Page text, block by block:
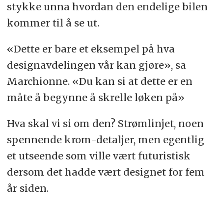
stykke unna hvordan den endelige bilen
kommer til å se ut.
«Dette er bare et eksempel på hva
designavdelingen vår kan gjøre», sa
Marchionne. «Du kan si at dette er en
måte å begynne å skrelle løken på»
Hva skal vi si om den? Strømlinjet, noen
spennende krom-detaljer, men egentlig
et utseende som ville vært futuristisk
dersom det hadde vært designet for fem
år siden.